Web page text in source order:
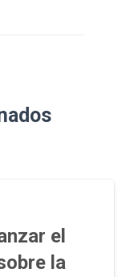
el
la